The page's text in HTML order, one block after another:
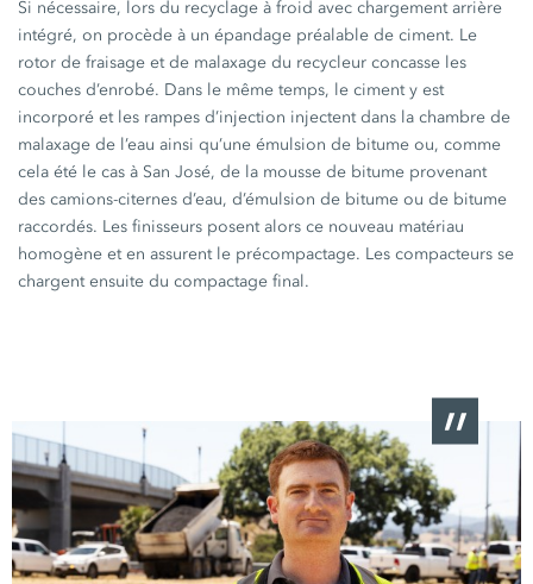
Si nécessaire, lors du recyclage à froid avec chargement arrière
intégré, on procède à un épandage préalable de ciment. Le
rotor de fraisage et de malaxage du recycleur concasse les
couches d’enrobé. Dans le même temps, le ciment y est
incorporé et les rampes d’injection injectent dans la chambre de
malaxage de l’eau ainsi qu’une émulsion de bitume ou, comme
cela été le cas à San José, de la mousse de bitume provenant
des camions-citernes d’eau, d’émulsion de bitume ou de bitume
raccordés. Les finisseurs posent alors ce nouveau matériau
homogène et en assurent le précompactage. Les compacteurs se
chargent ensuite du compactage final.